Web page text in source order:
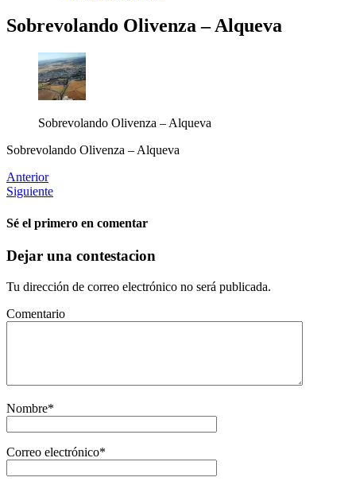
Sobrevolando Olivenza – Alqueva
Sobrevolando Olivenza – Alqueva
Sobrevolando Olivenza – Alqueva
Anterior
Siguiente
Sé el primero en comentar
Dejar una contestacion
Tu dirección de correo electrónico no será publicada.
Comentario
Nombre*
Correo electrónico*